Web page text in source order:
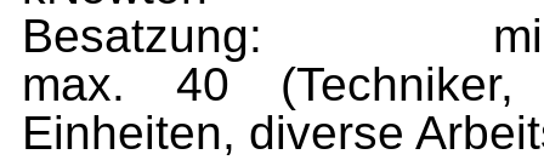
Besatzung: min. 4
max. 40 (Techniker,
Einheiten, diverse